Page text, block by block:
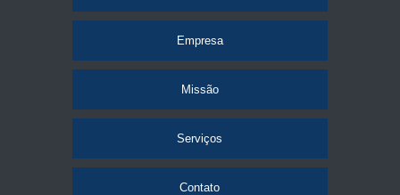
Empresa
Missão
Serviços
Contato